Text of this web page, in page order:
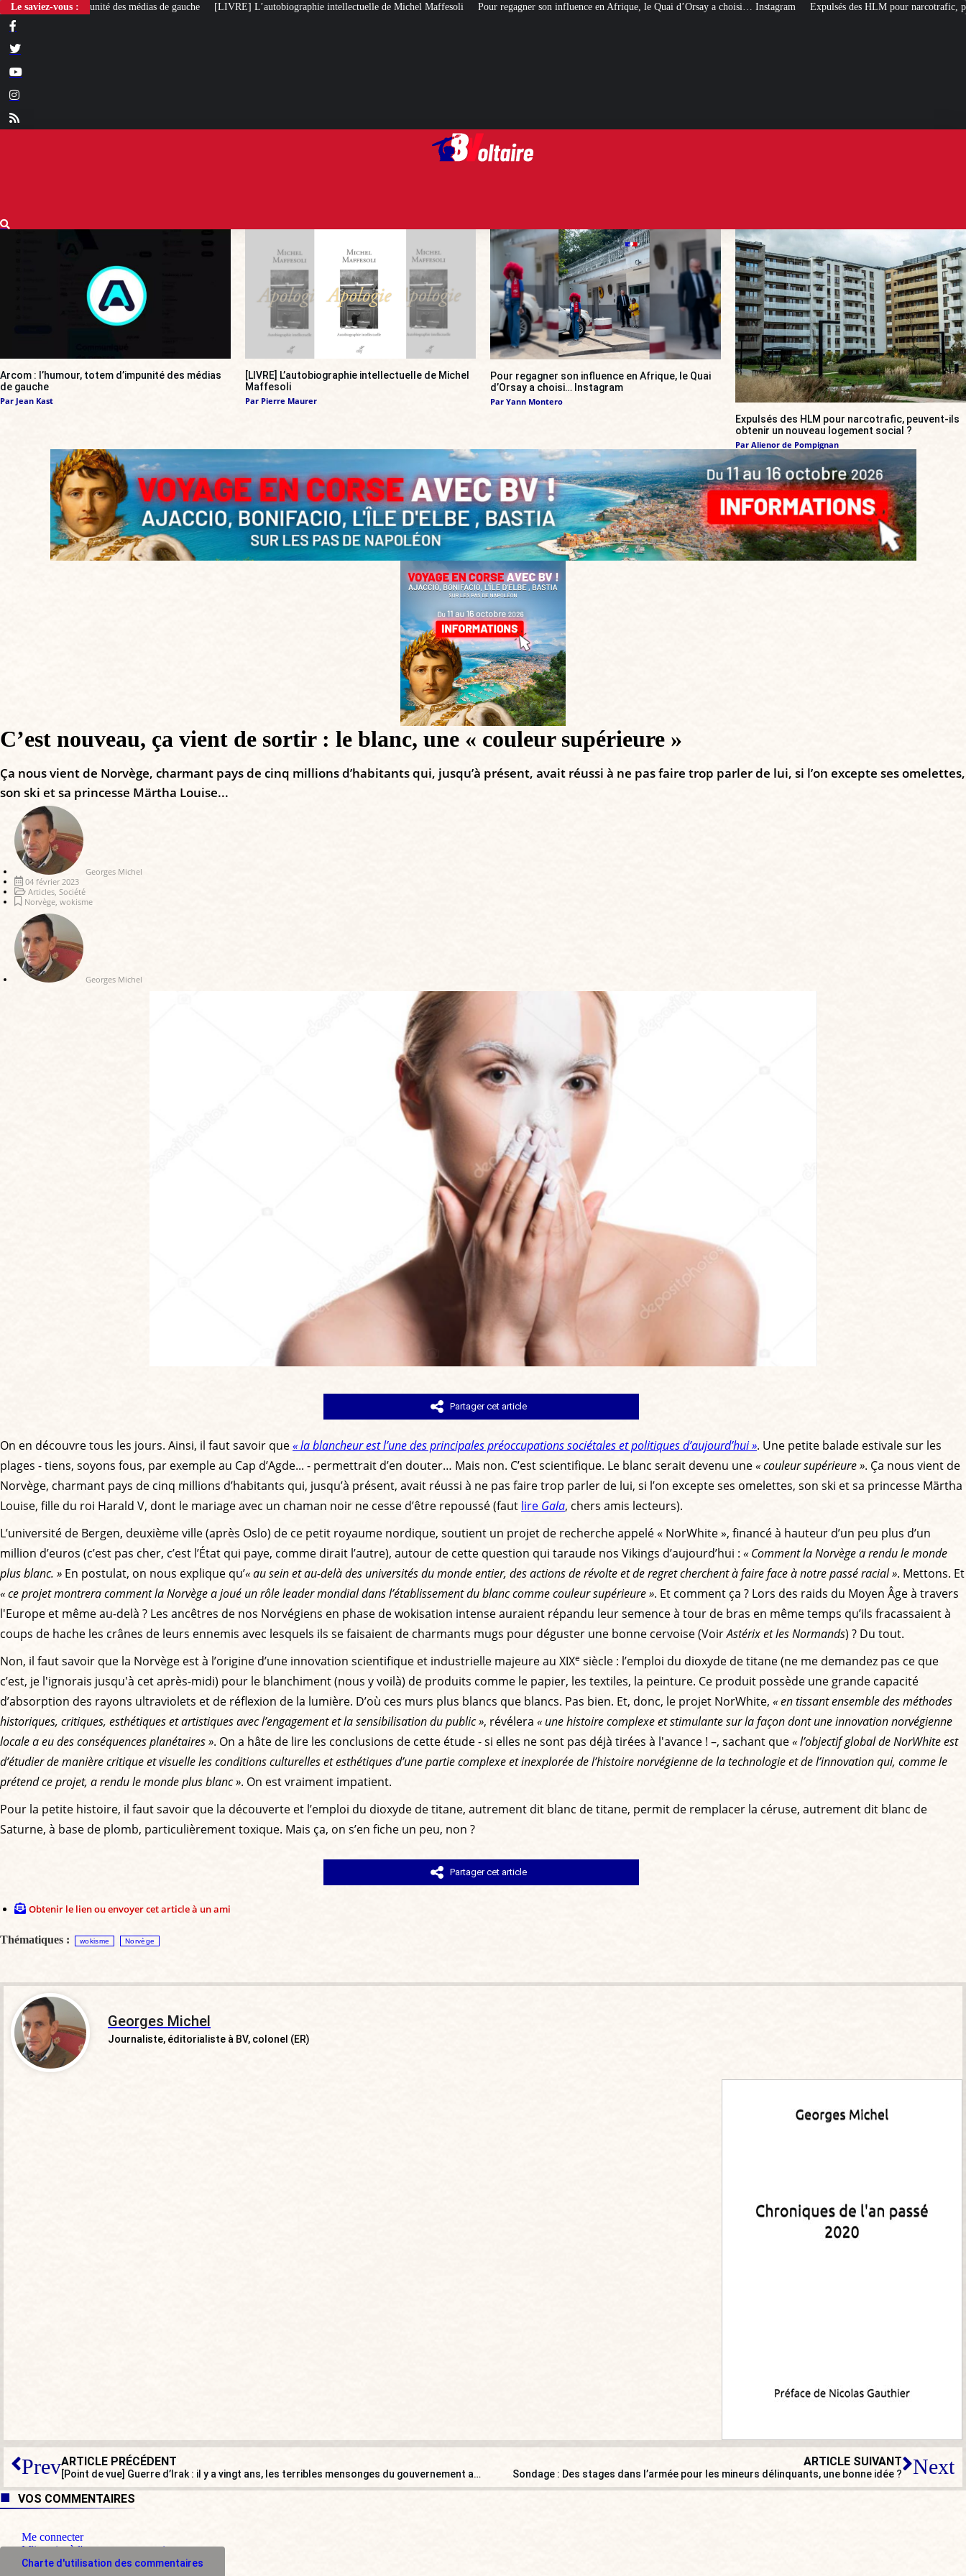
Le saviez-vous :
médias de gauche [LIVRE] L’autobiographie intellectuelle de Michel Maffesoli Pour regagner son influence en Afrique, le Quai d’Orsay a choisi… Instagram Expulsés des HLM pour narcotrafic, peuvent-ils obtenir un
Arcom : l’humour, totem d’impunité des médias
de gauche
Par Jean Kast
[LIVRE] L’autobiographie intellectuelle de Michel
Maffesoli
Par Pierre Maurer
Pour regagner son influence en Afrique, le Quai
d’Orsay a choisi… Instagram
Par Yann Montero
Expulsés des HLM pour narcotrafic, peuvent-ils
obtenir un nouveau logement social ?
Par Alienor de Pompignan
C’est nouveau, ça vient de sortir : le blanc, une « couleur supérieure »
Ça nous vient de Norvège, charmant pays de cinq millions d’habitants qui, jusqu’à présent, avait réussi à ne pas faire trop parler de lui, si l’on excepte ses omelettes,
son ski et sa princesse Märtha Louise...
Georges Michel
04 février 2023
Articles Société
Norvège wokisme
Georges Michel
Partager cet article
On en découvre tous les jours. Ainsi, il faut savoir que« la blancheur est l’une des principales préoccupations sociétales et politiques d’aujourd’hui ». Une petite balade estivale sur les
plages - tiens, soyons fous, par exemple au Cap d’Agde... - permettrait d’en douter… Mais non. C’est scientifique. Le blanc serait devenu une« couleur supérieure ». Ça nous vient de
Norvège, charmant pays de cinq millions d’habitants qui, jusqu’à présent, avait réussi à ne pas faire trop parler de lui, si l’on excepte ses omelettes, son ski et sa princesse Märtha
Louise, fille du roi Harald V, dont le mariage avec un chaman noir ne cesse d’être repoussé (faut lire Gala, chers amis lecteurs).
L’université de Bergen, deuxième ville (après Oslo) de ce petit royaume nordique, soutient un projet de recherche appelé « NorWhite », financé à hauteur d’un peu plus d’un
million d’euros (c’est pas cher, c’est l’État qui paye, comme dirait l’autre), autour de cette question qui taraude nos Vikings d’aujourd’hui : « Comment la Norvège a rendu le monde
plus blanc. » En postulat, on nous explique qu’« au sein et au-delà des universités du monde entier, des actions de révolte et de regret cherchent à faire face à notre passé racial ». Mettons. Et
« ce projet montrera comment la Norvège a joué un rôle leader mondial dans l’établissement du blanc comme couleur supérieure ». Et comment ça ? Lors des raids du Moyen Âge à travers
l'Europe et même au-delà ? Les ancêtres de nos Norvégiens en phase de wokisation intense auraient répandu leur semence à tour de bras en même temps qu’ils fracassaient à
coups de hache les crânes de leurs ennemis avec lesquels ils se faisaient de charmants mugs pour déguster une bonne cervoise (VoirAstérix et les Normands) ? Du tout.
Non, il faut savoir que la Norvège est à l’origine d’une innovation scientifique et industrielle majeure au XIXe siècle : l’emploi du dioxyde de titane (ne me demandez pas ce que
c’est, je l'ignorais jusqu'à cet après-midi) pour le blanchiment (nous y voilà) de produits comme le papier, les textiles, la peinture. Ce produit possède une grande capacité
d’absorption des rayons ultraviolets et de réflexion de la lumière. D’où ces murs plus blancs que blancs. Pas bien. Et, donc, le projet NorWhite, « en tissant ensemble des méthodes
historiques, critiques, esthétiques et artistiques avec l’engagement et la sensibilisation du public », révélera « une histoire complexe et stimulante sur la façon dont une innovation norvégienne
locale a eu des conséquences planétaires ». On a hâte de lire les conclusions de cette étude - si elles ne sont pas déjà tirées à l'avance ! –, sachant que« l’objectif global de NorWhite est
d’étudier de manière critique et visuelle les conditions culturelles et esthétiques d’une partie complexe et inexplorée de l’histoire norvégienne de la technologie et de l’innovation qui, comme le
prétend ce projet, a rendu le monde plus blanc ». On est vraiment impatient.
Pour la petite histoire, il faut savoir que la découverte et l’emploi du dioxyde de titane, autrement dit blanc de titane, permit de remplacer la céruse, autrement dit blanc de
Saturne, à base de plomb, particulièrement toxique. Mais ça, on s’en fiche un peu, non ?
Partager cet article
Obtenir le lien ou envoyer cet article à un ami
Thématiques : wokisme Norvège
Georges Michel
Journaliste, éditorialiste à BV, colonel (ER)
PrevARTICLE PRÉCÉDENT
[Point de vue] Guerre d’Irak : il y a vingt ans, les terribles mensonges du gouvernement américain
ARTICLE SUIVANT
Sondage : Des stages dans l’armée pour les mineurs délinquants, une bonne idée ? Next
VOS COMMENTAIRES
Me connecter
M'inscrire à l'espace commentaire
Charte d'utilisation des commentaires